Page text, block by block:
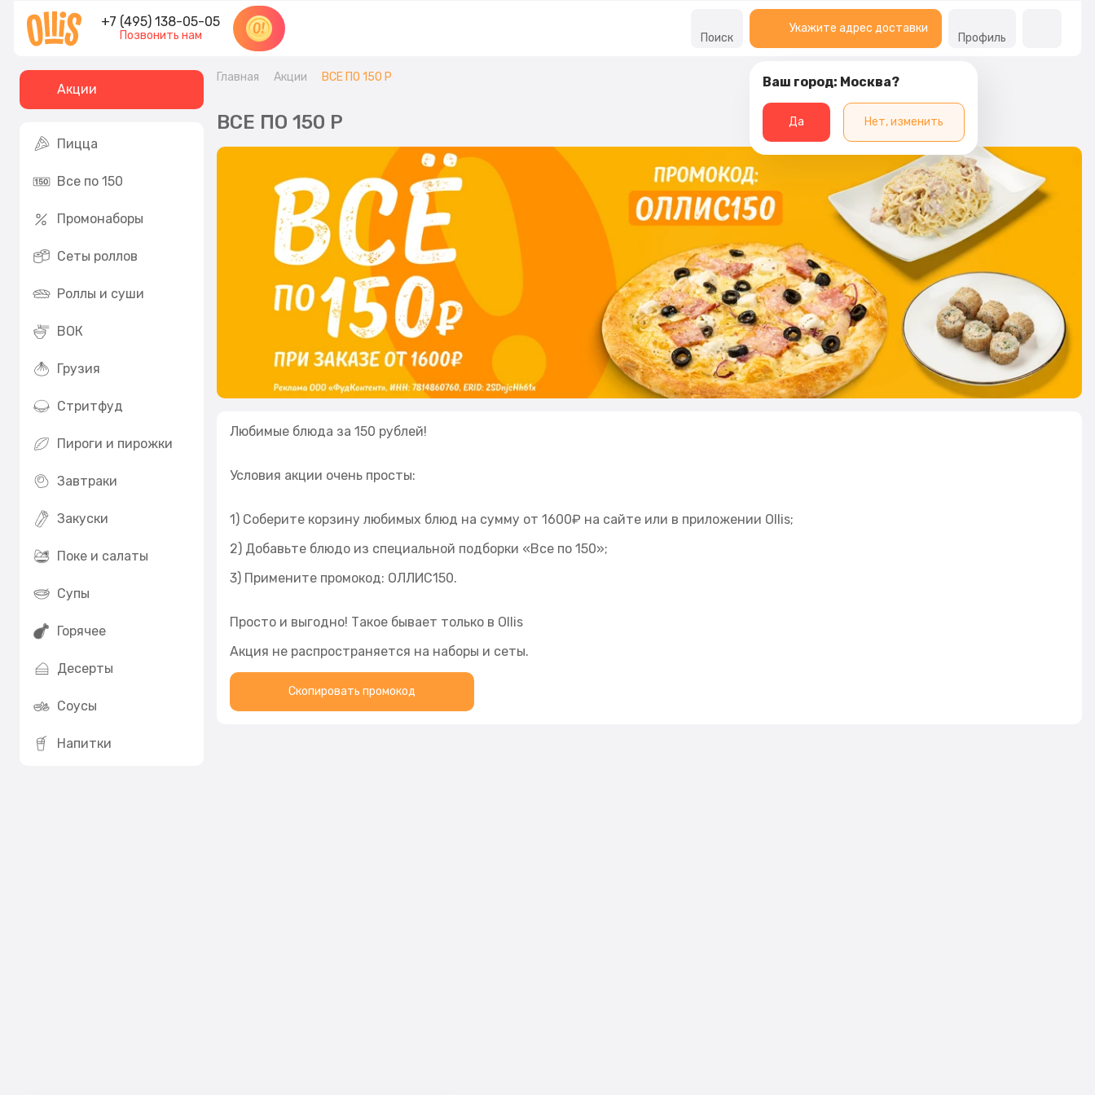
+7 (495) 138-05-05
Позвонить нам Поиск
Укажите адрес доставки
Ваш город: Москва?
Да Нет, изменить
Профиль
Акции
Пицца
Все по 150
Промонаборы
Сеты роллов
Роллы и суши
ВОК
Грузия
Стритфуд
Пироги и пирожки
Завтраки
Закуски
Поке и салаты
Супы
Горячее
Десерты
Соусы
Напитки
Главная Акции ВСЕ ПО 150 Р
ВСЕ ПО 150 Р
Любимые блюда за 150 рублей!
Условия акции очень просты:
1) Соберите корзину любимых блюд на сумму от 1600₽ на сайте или в приложении Ollis;
2) Добавьте блюдо из специальной подборки «Все по 150»;
3) Примените промокод: ОЛЛИС150.
Просто и выгодно! Такое бывает только в Ollis
Акция не распространяется на наборы и сеты.
Скопировать промокод